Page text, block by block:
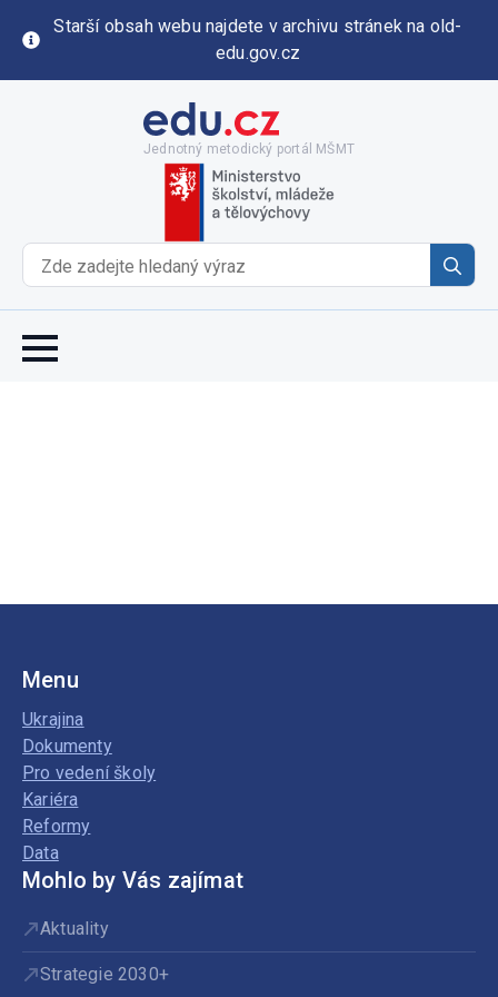
Starší obsah webu najdete v archivu stránek na old-
edu.gov.cz
Jednotný metodický portál MŠMT
for:
Menu
Ukrajina
Dokumenty
Pro vedení školy
Kariéra
Reformy
Data
Mohlo by Vás zajímat
Aktuality
Strategie 2030+